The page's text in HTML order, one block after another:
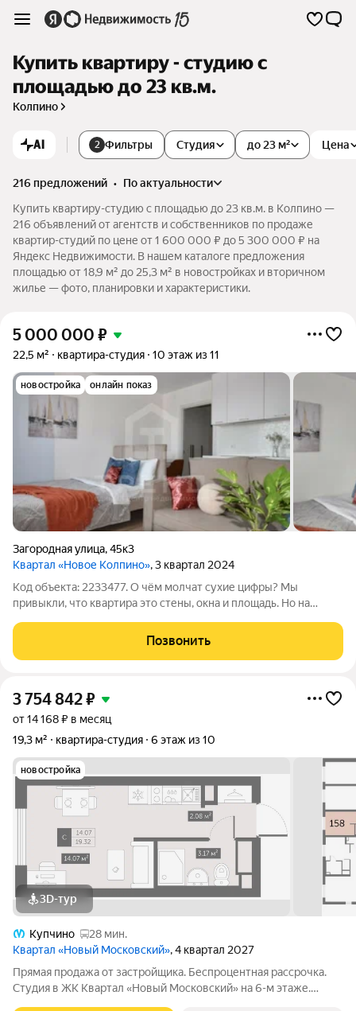
Купить квартиру - студию с
площадью до 23 кв.м.
Колпино
AI 2 Фильтры Студия Цена
до 23 м²
216 предложений •
по актуальности
Купить квартиру-студию с площадью до 23 кв.м. в Колпино —
216 объявлений от агентств и собственников по продаже
квартир-студий по цене от 1 600 000 ₽ до 5 300 000 ₽ на
Яндекс Недвижимости. В нашем каталоге предложения
площадью от 18,9 м² до 25,3 м² в новостройках и вторичном
жилье — фото, планировки и характеристики.
5 000 000 ₽
22,5 м² квартира-студия 10 этаж из 11
новостройка онлайн показ
Загородная улица,45к3
Квартал «Новое Колпино», 3 квартал 2024
Код объекта: 2233477. О чём молчат сухие цифры? Мы
привыкли, что квартира это стены, окна и площадь. Но на
свет, который встречает вас после работы. Эта студия на
Позвонить
3 754 842₽
от 14 168 ₽ в месяц
19,3 м²
квартира-студия 6 этаж из 10
новостройка
3D-тур
Купчино
28 мин.
Квартал «Новый Московский», 4 квартал 2027
Прямая продажа от застройщика. Беспроцентная рассрочка.
Студия в ЖК Квартал «Новый Московский» на 6-м этаже.